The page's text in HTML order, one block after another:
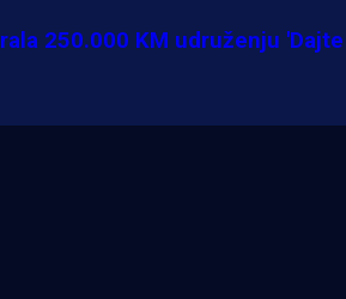
250.000 KM udruženju 'Dajte